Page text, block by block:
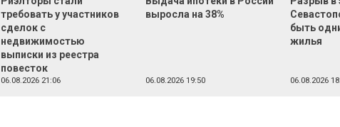
требовать у участников
сделок с
недвижимостью
выписки из реестра
повесток
06.08.2026 21:06
выросла на 38%
06.08.2026 19:50
быть
жилья
06.08.2026